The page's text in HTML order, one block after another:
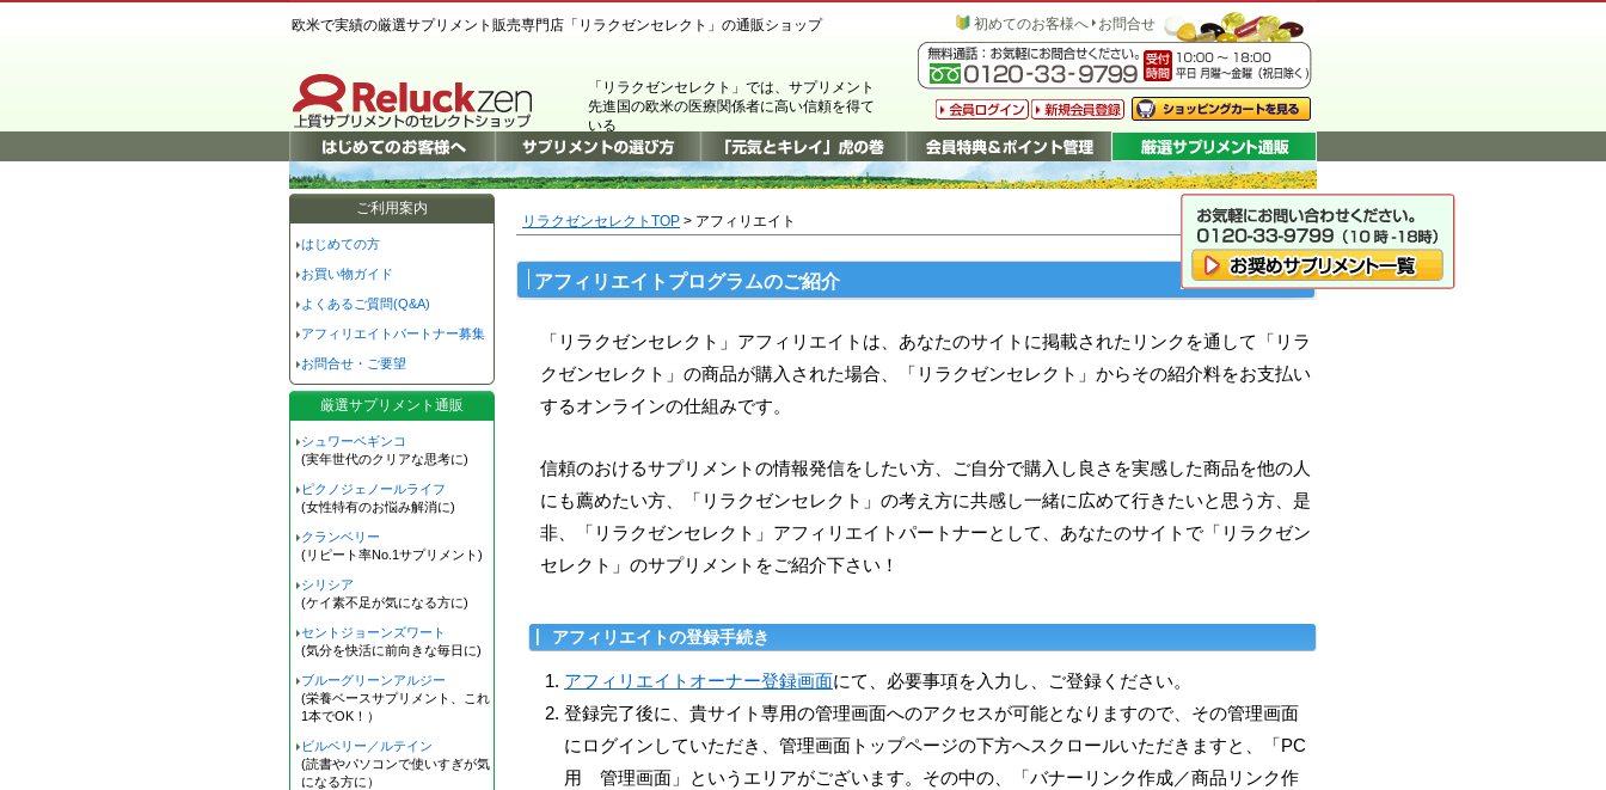
リラクゼンセレクトTOP > アフィリエイト
アフィリエイトプログラムのご紹介
「リラクゼンセレクト」アフィリエイトは、あなたのサイトに掲載されたリンクを通して「リラ
クゼンセレクト」の商品が購入された場合、「リラクゼンセレクト」からその紹介料をお支払い
するオンラインの仕組みです。
信頼のおけるサプリメントの情報発信をしたい方、ご自分で購入し良さを実感した商品を他の人
にも薦めたい方、「リラクゼンセレクト」の考え方に共感し一緒に広めて行きたいと思う方、是
非、「リラクゼンセレクト」アフィリエイトパートナーとして、あなたのサイトで「リラクゼン
セレクト」のサプリメントをご紹介下さい！
アフィリエイトの登録手続き
アフィリエイトオーナー登録画面にて、必要事項を入力し、ご登録ください。
登録完了後に、貴サイト専用の管理画面へのアクセスが可能となりますので、その管理画面
にログインしていただき、管理画面トップページの下方へスクロールいただきますと、「PC
用 管理画面」というエリアがございます。その中の、「バナーリンク作成／商品リンク作
ご利用案内
はじめての方
お買い物ガイド
よくあるご質問(Q&A)
アフィリエイトパートナー募集
お問合せ・ご要望
厳選サプリメント通販
シュワーベギンコ
(実年世代のクリアな思考に)
ピクノジェノールライフ
(女性特有のお悩み解消に)
クランベリー
(リピート率No.1サプリメント)
シリシア
(ケイ素不足が気になる方に)
セントジョーンズワート
(気分を快活に前向きな毎日に)
ブルーグリーンアルジー
(栄養ベースサプリメント、これ
1本でOK！）
ビルベリー／ルテイン
(読書やパソコンで使いすぎが気
になる方に）
欧米で実績の厳選サプリメント販売専門店「リラクゼンセレクト」の通販ショップ
「リラクゼンセレクト」では、サプリメント
先進国の欧米の医療関係者に高い信頼を得て
いる
西洋ハーブ・サプリメントを厳選してご紹介
しています。
初めてのお客様へ お問合せ